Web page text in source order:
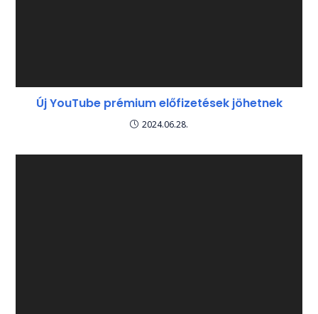
Új YouTube prémium előfizetések jöhetnek
2024.06.28.